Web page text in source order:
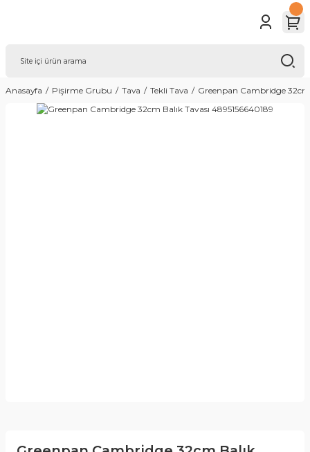
Anasayfa Pişirme Grubu Tava Tekli Tava Greenpan Cambridge 32cm